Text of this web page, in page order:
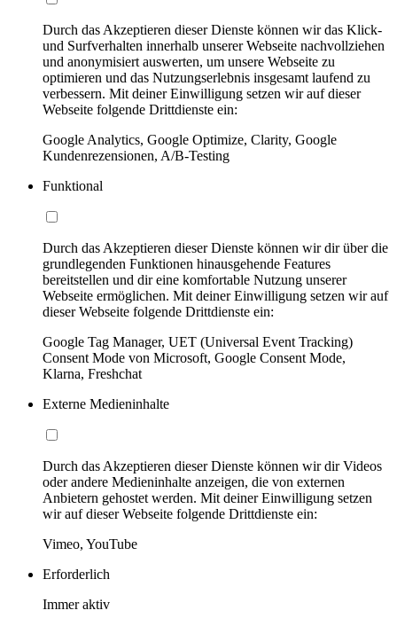
Durch das Akzeptieren dieser Dienste können wir das Klick-
und Surfverhalten innerhalb unserer Webseite nachvollziehen
und anonymisiert auswerten, um unsere Webseite zu
optimieren und das Nutzungserlebnis insgesamt laufend zu
verbessern. Mit deiner Einwilligung setzen wir auf dieser
Webseite folgende Drittdienste ein:
Google Analytics, Google Optimize, Clarity, Google
Kundenrezensionen, A/B-Testing
Funktional
Durch das Akzeptieren dieser Dienste können wir dir über die
grundlegenden Funktionen hinausgehende Features
bereitstellen und dir eine komfortable Nutzung unserer
Webseite ermöglichen. Mit deiner Einwilligung setzen wir auf
dieser Webseite folgende Drittdienste ein:
Google Tag Manager, UET (Universal Event Tracking)
Consent Mode von Microsoft, Google Consent Mode,
Klarna, Freshchat
Externe Medieninhalte
Durch das Akzeptieren dieser Dienste können wir dir Videos
oder andere Medieninhalte anzeigen, die von externen
Anbietern gehostet werden. Mit deiner Einwilligung setzen
wir auf dieser Webseite folgende Drittdienste ein:
Vimeo, YouTube
Erforderlich
Immer aktiv